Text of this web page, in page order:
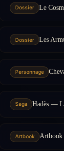
Dossier Le
Dossier Les
Personnage
Saga Hadès —
Artbook Artbook